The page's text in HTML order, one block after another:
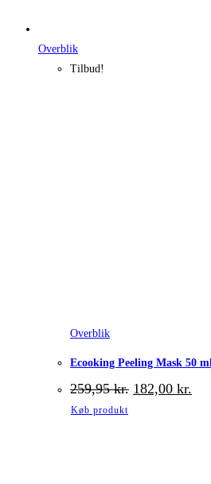
Overblik
Tilbud!
Overblik
Ecooking Peeling Mask 50 ml
259,95kr. Den
oprindelige
182,00 kr.
Køb produkt